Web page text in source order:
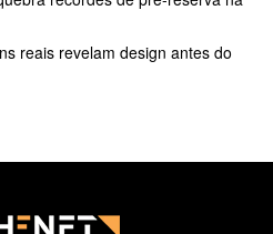
reais revelam design antes do